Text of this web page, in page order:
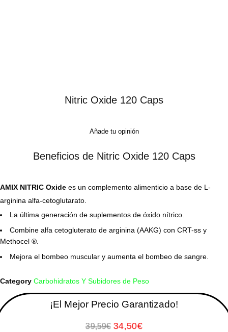
Nitric Oxide 120 Caps
Añade tu opinión
Beneficios de Nitric Oxide 120 Caps
AMIX NITRIC Oxide es un complemento alimenticio a base de L-
arginina alfa-cetoglutarato.
La última generación de suplementos de óxido nítrico.
Combine alfa cetogluterato de arginina (AAKG) con CRT-ss y
Methocel ®.
Mejora el bombeo muscular y aumenta el bombeo de sangre.
Category Carbohidratos Y Subidores de Peso
¡El Mejor Precio Garantizado!
39,59€ 34,50€